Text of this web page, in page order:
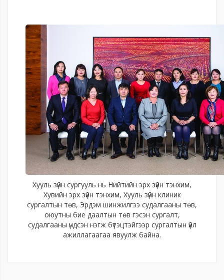
Хууль зүйн сургууль нь Нийтийн эрх зүйн тэнхим,
Хувийн эрх зүйн тэнхим, Хууль зүйн клиник
сургалтын төв, Эрдэм шинжилгээ судалгааны төв,
оюутны бие даалтын төв гэсэн сургалт,
судалгааны үндсэн нэгж бүтэцтэйгээр сургалтын үйл
ажиллагаагаа явуулж байна.